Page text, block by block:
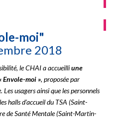
moi"
2018
le CHAI a accueilliune
Envole-moi », proposée par
usagers ainsi que les personnels
halls d’accueil du TSA (Saint-
de Santé Mentale (Saint-Martin-